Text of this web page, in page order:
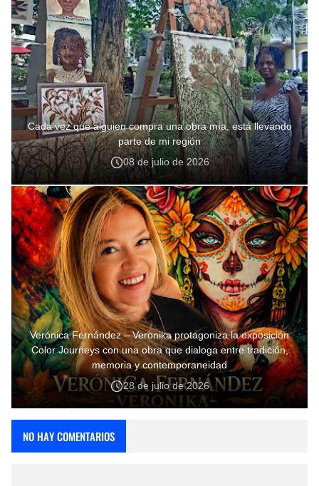
Cada vez que alguien compra una obra mía, está llevando
parte de mi región
08 de julio de 2026
Verónica Fernández – Veronika protagoniza la exposición
Color Journeys con una obra que dialoga entre tradición,
memoria y contemporaneidad
28 de julio de 2026
NO HAY COMENTARIOS